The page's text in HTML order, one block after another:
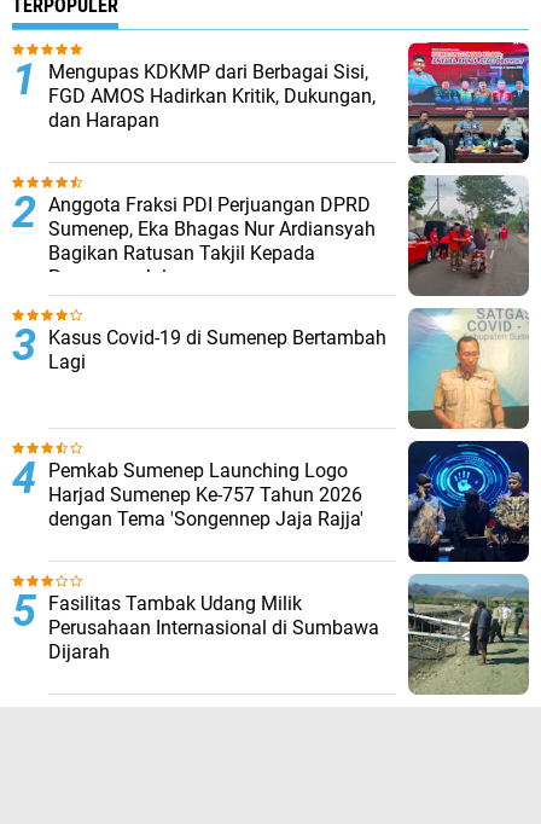
TERPOPULER
Mengupas KDKMP dari Berbagai Sisi,
FGD AMOS Hadirkan Kritik, Dukungan,
dan Harapan
Anggota Fraksi PDI Perjuangan DPRD
Sumenep, Eka Bhagas Nur Ardiansyah
Bagikan Ratusan Takjil Kepada
Pengguna Jalan
Kasus Covid-19 di Sumenep Bertambah
Lagi
Pemkab Sumenep Launching Logo
Harjad Sumenep Ke-757 Tahun 2026
dengan Tema 'Songennep Jaja Rajja'
Fasilitas Tambak Udang Milik
Perusahaan Internasional di Sumbawa
Dijarah